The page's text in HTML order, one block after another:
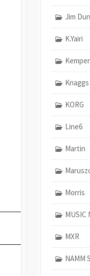
Jim
K.Yairi
Kemper
Knaggs
KORG
Line6
Martin
Morris
MUSIC
MXR
NAMM